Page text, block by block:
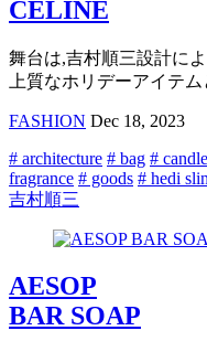
CELINE
舞台は,吉村順三設計に
上質なホリデーアイテ
FASHION Dec 18, 2023
# architecture # bag # candle
fragrance # goods # hedi
吉村順三
AESOP
BAR SOAP